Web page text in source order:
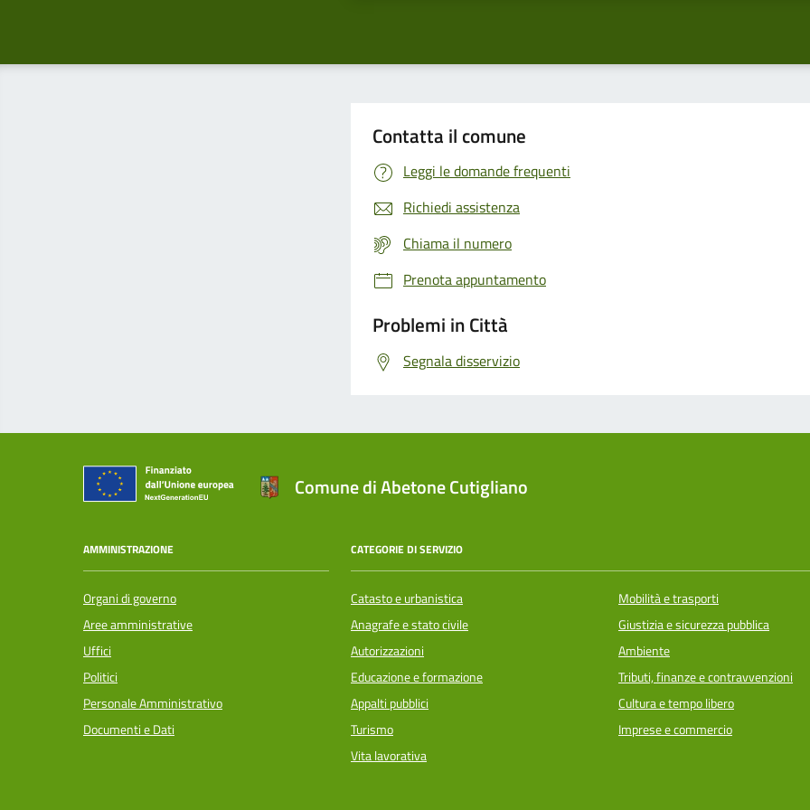
Contatta il comune
Leggi le domande frequenti
Richiedi assistenza
Chiama il numero
Prenota appuntamento
Problemi in Città
Segnala disservizio
Comune di Abetone Cutigliano
AMMINISTRAZIONE
Organi di governo
Aree amministrative
Uffici
Politici
Personale Amministrativo
Documenti e Dati
CATEGORIE DI SERVIZIO
Catasto e urbanistica
Anagrafe e stato civile
Autorizzazioni
Educazione e formazione
Appalti pubblici
Turismo
Vita lavorativa
Mobilità e trasporti
Giustizia e sicurezza pubblica
Ambiente
Tributi, finanze e contravvenzioni
Cultura e tempo libero
Imprese e commercio